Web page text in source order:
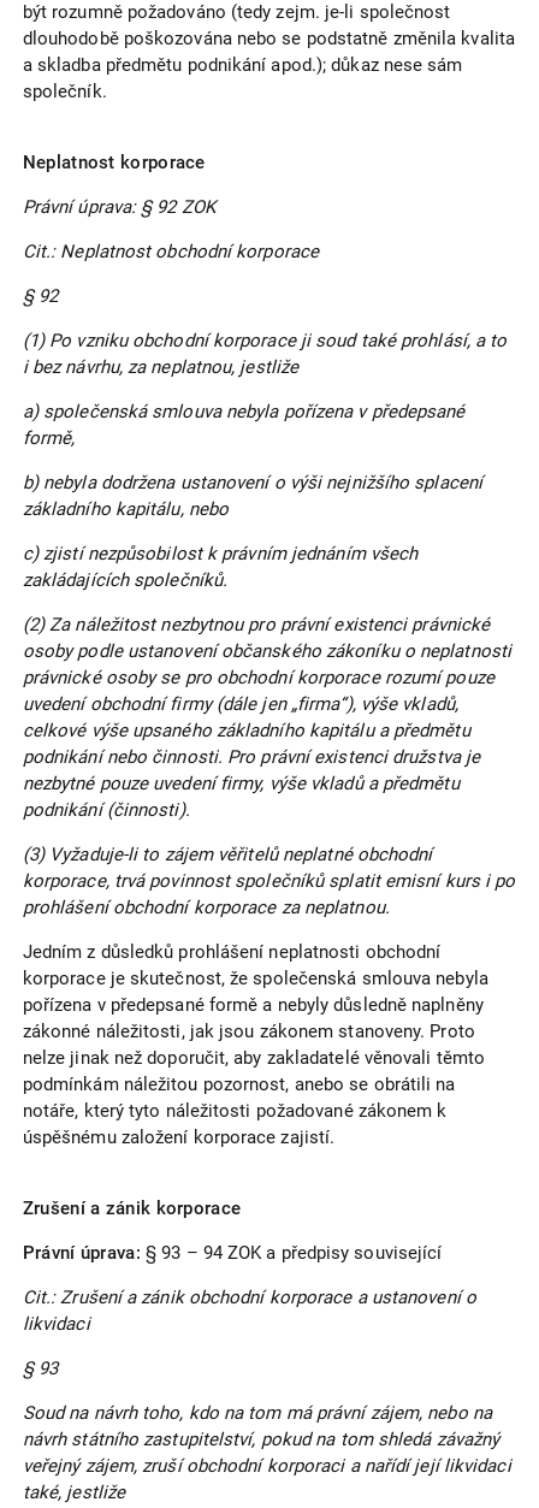
být rozumně požadováno (tedy zejm. je-li společnost
dlouhodobě poškozována nebo se podstatně změnila kvalita
a skladba předmětu podnikání apod.); důkaz nese sám
společník.
Neplatnost korporace
Právní úprava: § 92 ZOK
Cit.: Neplatnost obchodní korporace
§ 92
(1) Po vzniku obchodní korporace ji soud také prohlásí, a to
i bez návrhu, za neplatnou, jestliže
a) společenská smlouva nebyla pořízena v předepsané
formě,
b) nebyla dodržena ustanovení o výši nejnižšího splacení
základního kapitálu, nebo
c) zjistí nezpůsobilost k právním jednáním všech
zakládajících společníků.
(2) Za náležitost nezbytnou pro právní existenci právnické
osoby podle ustanovení občanského zákoníku o neplatnosti
právnické osoby se pro obchodní korporace rozumí pouze
uvedení obchodní firmy (dále jen „firma“), výše vkladů,
celkové výše upsaného základního kapitálu a předmětu
podnikání nebo činnosti. Pro právní existenci družstva je
nezbytné pouze uvedení firmy, výše vkladů a předmětu
podnikání (činnosti).
(3) Vyžaduje-li to zájem věřitelů neplatné obchodní
korporace, trvá povinnost společníků splatit emisní kurs i po
prohlášení obchodní korporace za neplatnou.
Jedním z důsledků prohlášení neplatnosti obchodní
korporace je skutečnost, že společenská smlouva nebyla
pořízena v předepsané formě a nebyly důsledně naplněny
zákonné náležitosti, jak jsou zákonem stanoveny. Proto
nelze jinak než doporučit, aby zakladatelé věnovali těmto
podmínkám náležitou pozornost, anebo se obrátili na
notáře, který tyto náležitosti požadované zákonem k
úspěšnému založení korporace zajistí.
Zrušení a zánik korporace
Právní úprava: § 93 – 94 ZOK a předpisy související
Cit.: Zrušení a zánik obchodní korporace a ustanovení o
likvidaci
§ 93
Soud na návrh toho, kdo na tom má právní zájem, nebo na
návrh státního zastupitelství, pokud na tom shledá závažný
veřejný zájem, zruší obchodní korporaci a nařídí její likvidaci
také, jestliže